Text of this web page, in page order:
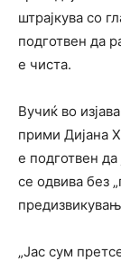
штрајкува со
подготвен да
е чиста.
Вучиќ во
прими Дијана
е подготвен да
се одвива без
„Јас сум